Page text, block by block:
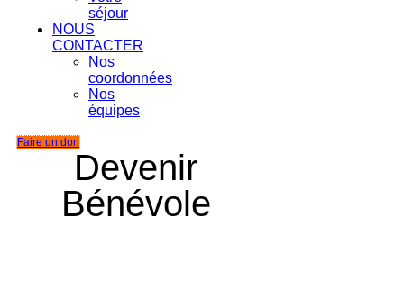
séjour
NOUS
CONTACTER
Nos
coordonnées
Nos
équipes
Faire un don
Devenir
Bénévole